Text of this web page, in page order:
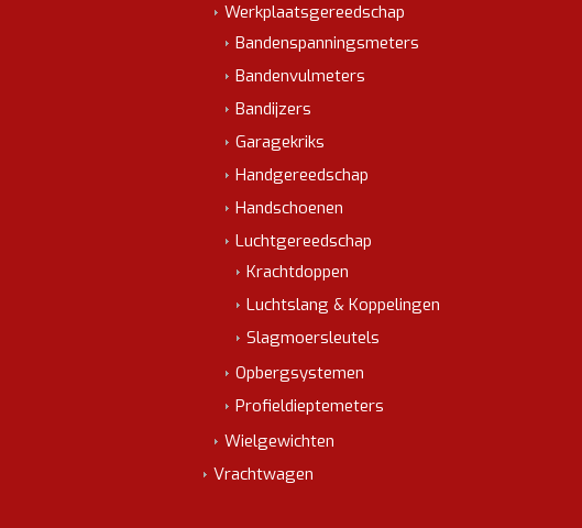
Werkplaatsgereedschap
Bandenspanningsmeters
Bandenvulmeters
Bandijzers
Garagekriks
Handgereedschap
Handschoenen
Luchtgereedschap
Krachtdoppen
Luchtslang & Koppelingen
Slagmoersleutels
Opbergsystemen
Profieldieptemeters
Wielgewichten
Vrachtwagen